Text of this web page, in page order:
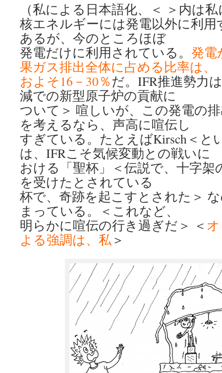
（私による日本語化、＜ ＞内は
核エネルギーには発電以外に利用
あるが、今のところほぼ
発電だけに利用されている。 発電
果ガス排出全体に占める比率は、
およそ16－30％だ。IFR推進勢力
減での新型原子炉の貢献に
ついて＞ 喧しいが、この発電の
を考えるなら、声高に喧伝し
すぎている。たとえばKirsch＜と
は、IFRこそ気候変動との戦いに
おける「聖杯」＜伝説で、十字
を受けたとされている
杯で、奇跡を起こすとされた＞
まっている。＜これなど、
明らかに喧伝の行き過ぎだ＞ ＜
よる強調は、私 ＞